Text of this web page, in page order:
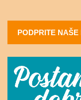
PODPRITE